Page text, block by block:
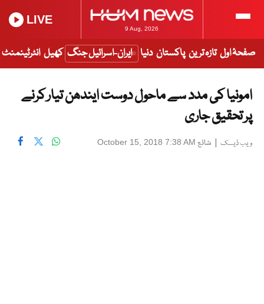
9 Aug, 2026
LIVE
صفحۂ اول تازہ ترین پاکستان دنیا ایران-اسرائیل جنگ کھیل انٹرٹینمنٹ
امونیا کی مدد سے ماحول دوست ایندھن تیار کرنے
پر تحقیق جاری
ویب ڈیسک | شائع October 15, 2018 7:38 AM